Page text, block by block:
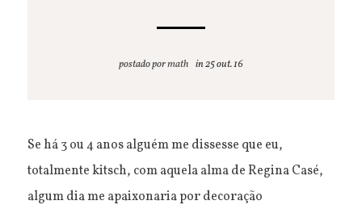
postado pormath 25 out. 16
Se há 3 ou 4 anos alguém me dissesse que eu,
totalmente kitsch, com aquela alma de Regina Casé,
algum dia me apaixonaria por decoração